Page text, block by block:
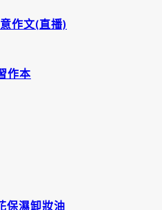
作文(直播)
作本
保濕卸妝油